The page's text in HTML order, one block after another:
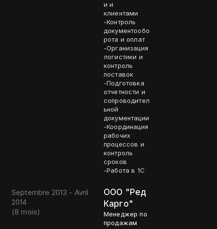
и и
клиентами
-Контроль
документообо
рота и оплат
-Организация
логистики и
контроль
поставок
-Подготовка
отчетности и
сопроводител
ьной
документации
-Координация
рабочих
процессов и
контроль
сроков
-Работа в 1С
Septembre 2013 - Avril
2014
(8 mois)
ООО "Ред
Карго"
Менеджер по
продажам